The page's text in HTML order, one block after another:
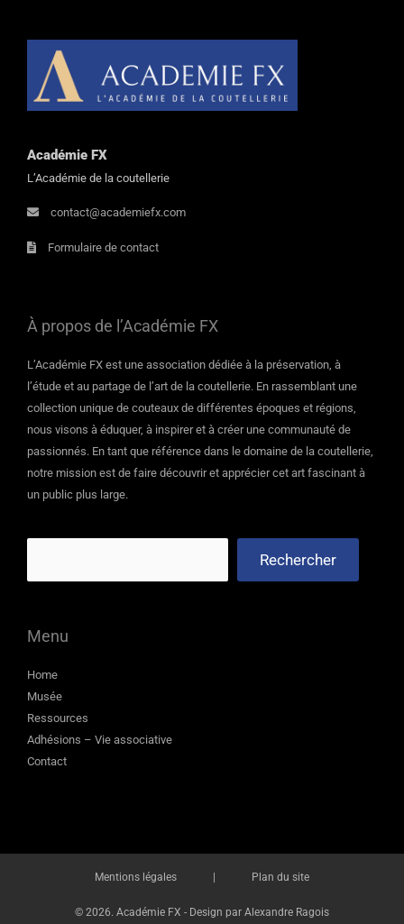
Académie FX
L’Académie de la coutellerie
contact@academiefx.com
Formulaire de contact
À propos de l’Académie FX
L’Académie FX est une association dédiée à la préservation, à
l’étude et au partage de l’art de la coutellerie. En rassemblant une
collection unique de couteaux de différentes époques et régions,
nous visons à éduquer, à inspirer et à créer une communauté de
passionnés. En tant que référence dans le domaine de la coutellerie,
notre mission est de faire découvrir et apprécier cet art fascinant à
un public plus large.
Rechercher
Menu
Home
Musée
Ressources
Adhésions – Vie associative
Contact
Mentions légales Plan du site
© 2026. Académie FX - Design par Alexandre Ragois